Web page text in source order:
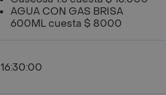
AGUA CON GAS BRISA
600ML cuesta $ 8000
16:30:00